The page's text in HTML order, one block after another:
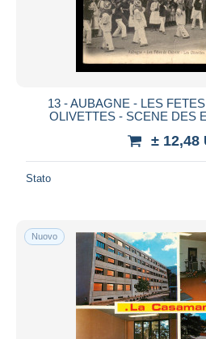
Venduti
Tutte le durate
Chiude fra
Prezzo
Spedizione gratuita
Metodi di pagamento
PayPal
Bonifico bancario
13 - AUBAGNE - LES
OLIVETTES - SCENE DES
± 12,48
Stato
Nuovo